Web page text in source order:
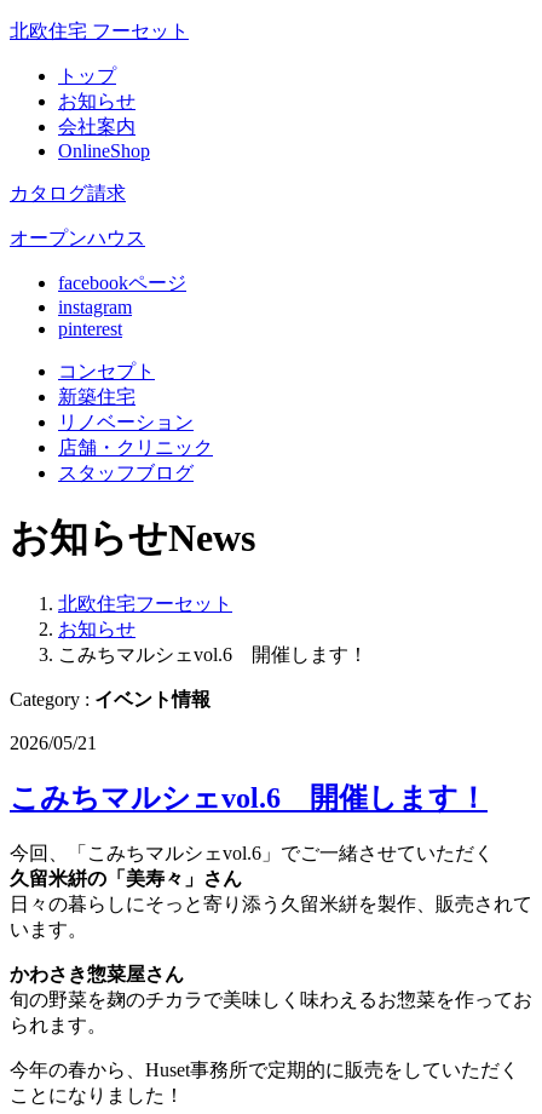
北欧住宅 フーセット
トップ
お知らせ
会社案内
OnlineShop
カタログ請求
オープンハウス
facebookページ
instagram
pinterest
コンセプト
新築住宅
リノベーション
店舗 ・クリニック
スタッフブログ
お知らせNews
北欧住宅フーセット
お知らせ
こみちマルシェvol.6 開催します！
Category : イベント情報
2026/05/21
こみちマルシェvol.6 開催します！
今回、「こみちマルシェvol.6」でご一緒させていただく
久留米絣の「美寿々」さん
日々の暮らしにそっと寄り添う久留米絣を製作、販売されて
います。
かわさき惣菜屋さん
旬の野菜を麹のチカラで美味しく味わえるお惣菜を作ってお
られます。
今年の春から、Huset事務所で定期的に販売をしていただく
ことになりました！